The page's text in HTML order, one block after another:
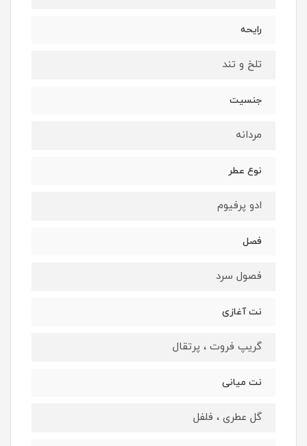
رایحه
تلخ و تند
جنسیت
مردانه
نوع عطر
ادو پرفیوم
فصل
فصول سرد
نت آغازی
گریپ فروت ، پرتقال
نت میانی
گل عطری ، فلفل